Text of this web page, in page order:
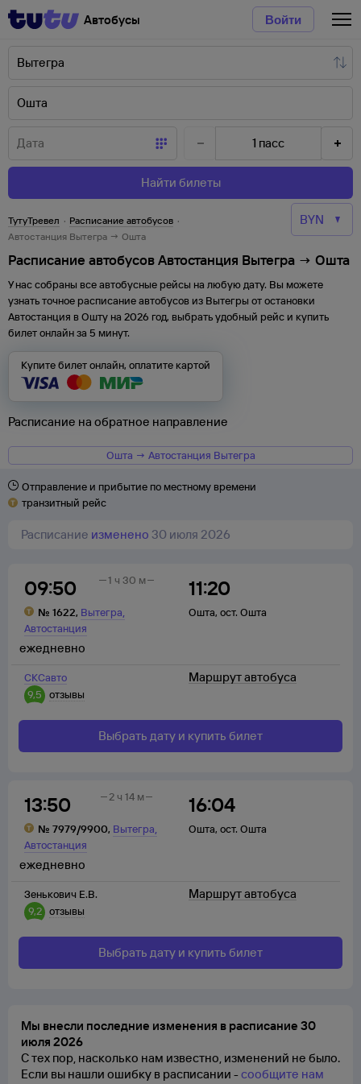
Автобусы Войти
1 пасс
Найти билеты
ТутуТревел · Расписание автобусов ·
Автостанция Вытегра → Ошта
Расписание автобусов Автостанция Вытегра → Ошта
У нас собраны все автобусные рейсы на любую дату. Вы можете
узнать точное расписание автобусов из Вытегры отостановки
Автостанция в Ошту на 2026 год, выбрать удобный рейс и купить
билет онлайн за 5 минут.
Купите билет онлайн, оплатите картой
Расписание на обратное направление
Ошта → Автостанция Вытегра
Отправление и прибытие по местному времени
транзитный рейс
Расписание изменено 30 июля 2026
09:50
№ 1622, Вытегра,
Автостанция
11:20
Ошта, ост. Ошта
1 ч 30 м
СКСавто
9,5
отзывы
ежедневно
Маршрут автобуса
Выбрать дату и купить билет
13:50
№ 7979/9900, Вытегра,
Автостанция
16:04
Ошта, ост. Ошта
2 ч 14 м
Зенькович Е.В.
9,2 отзывы
ежедневно
Маршрут автобуса
Выбрать дату и купить билет
Мы внесли последние изменения в расписание 30
июля 2026
С тех пор, насколько нам известно, изменений не было.
Если вы нашли ошибку в расписании -сообщите нам